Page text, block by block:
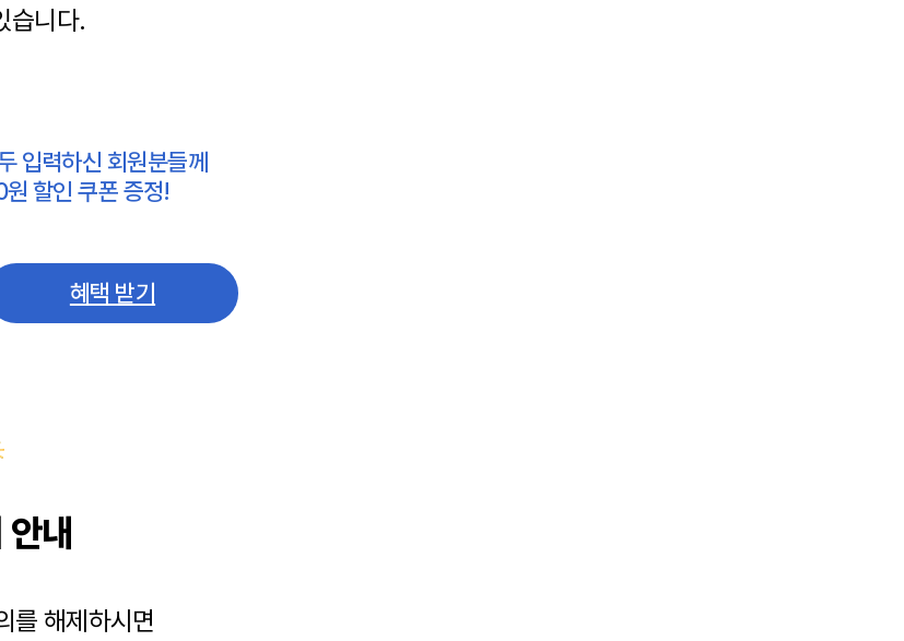
습니다.
입력하신 회원분들께
할인 쿠폰 증정!
혜택 받기
내
를 해제하시면